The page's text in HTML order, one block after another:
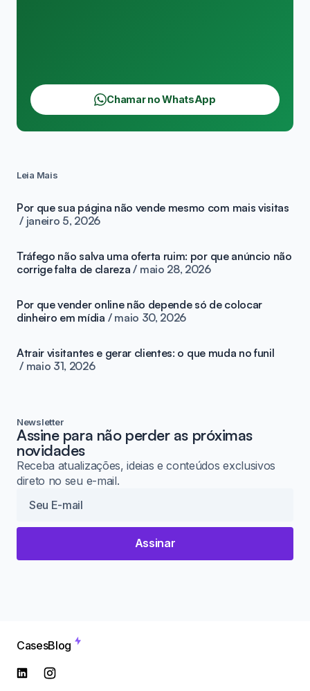
Chamar no WhatsApp
Leia Mais
Por que sua página não vende mesmo com mais visitas
janeiro 5, 2026
Tráfego não salva uma oferta ruim: por que anúncio não
corrige falta de clareza
maio 28, 2026
Por que vender online não depende só de colocar
dinheiro em mídia
maio 30, 2026
Atrair visitantes e gerar clientes: o que muda no funil
maio 31, 2026
Newsletter
Assine para não perder as próximas
novidades
Receba atualizações, ideias e conteúdos exclusivos
direto no seu e-mail.
Assinar
CasesBlog